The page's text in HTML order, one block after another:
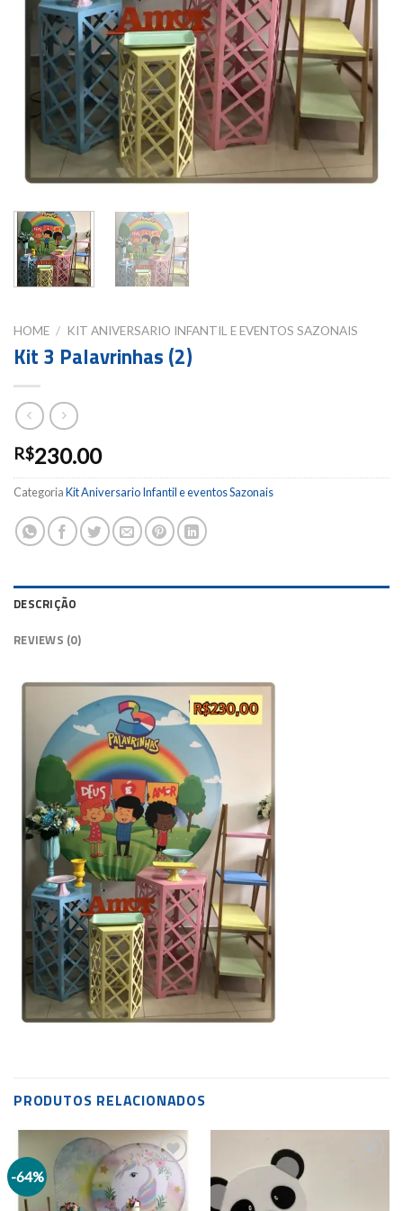
HOME / KIT ANIVERSARIO INFANTIL E EVENTOS SAZONAIS
Kit 3 Palavrinhas (2)
R$230.00
CategoriaKit Aniversario Infantil e eventos Sazonais
DESCRIÇÃO
REVIEWS (0)
PRODUTOS RELACIONADOS
-64%
Add to
wishlist